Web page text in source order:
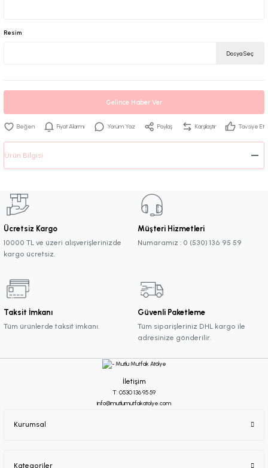
Resim
Dosya Seç
Gelince Haber Ver
Fiyat Alarmı Yorum Yaz Paylaş Karşılaştır Tavsiye Et
Ürün Bilgisi
Ücretsiz Kargo
10000 TL ve üzeri alışverişlerinizde
kargo ücretsiz.
Müşteri Hizmetleri
Numaramız : 0 (530) 136 95 59
Taksit İmkanı
Tüm ürünlerde taksit imkanı.
Güvenli Paketleme
Tüm siparişleriniz DHL kargo ile
adresinize gönderilir.
İletişim
T: 0530 136 95 59
info@mutlumutfakatolye.com
Kurumsal
Kategoriler